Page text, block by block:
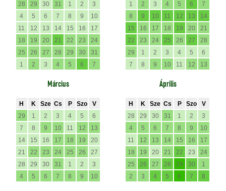
28
29 30 31 1 2
3
4
5 6 7 8 9
10
11
12 13 14 15 16
17
18
19 20 21 22 23
24
25
26 27 28 29 30
31
1
2 3 4 5 6 7
1
2 3 4 5 6
7
8
9 10 11 12 13
14
15
16 17 18 19 20
21
22
23 24 25 26 27
28
29
1 2 3 4 5
6
7
8 9 10 11 12 13
Március
H K Sze Cs P Szo
V
29
1 2 3 4 5
6
7
8 9 10 11 12
13
14
15 16 17 18 19
20
21
22 23 24 25 26
27
28
29 30 31 1 2
3
4
5 6 7 8 9 10
Április
H K Sze Cs P Szo
V
28
29 30 31 1 2
3
4
5 6 7 8 9
10
11
12 13 14 15 16
17
18
19 20 21 22 23
24
25
26 27 28 29 30
1
2
3 4 5 6 7 8